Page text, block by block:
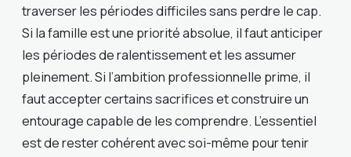
traverser les périodes difficiles sans perdre le cap.
Si la famille est une priorité absolue, il faut anticiper
les périodes de ralentissement et les assumer
pleinement. Si l’ambition professionnelle prime, il
faut accepter certains sacrifices et construire un
entourage capable de les comprendre. L’essentiel
est de rester cohérent avec soi-même pour tenir